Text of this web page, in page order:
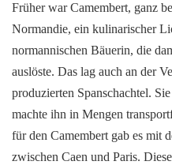
Früher war Camembert, ganz
Normandie, ein kulinarischer
normannischen Bäuerin, die
auslöste. Das lag auch an der
produzierten Spanschachtel.
machte ihn in Mengen
für den Camembert gab es mit
zwischen Caen und Paris.